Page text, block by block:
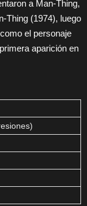
a Man-Thing,
Thing (1974), luego
el personaje
aparición en